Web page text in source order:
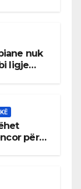
nuk
ligje
për